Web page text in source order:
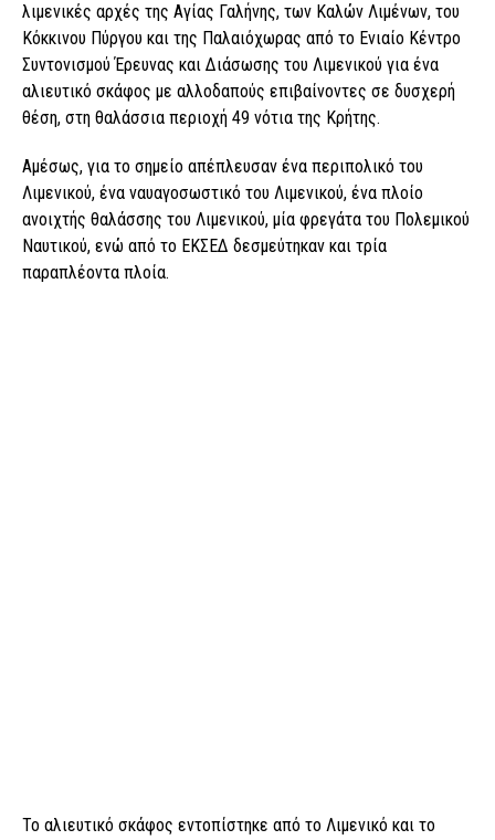
λιμενικές αρχές της Αγίας Γαλήνης, των Καλών Λιμένων, του
Κόκκινου Πύργου και της Παλαιόχωρας από το Ενιαίο Κέντρο
Συντονισμού Έρευνας και Διάσωσης του Λιμενικού για ένα
αλιευτικό σκάφος με αλλοδαπούς επιβαίνοντες σε δυσχερή
θέση, στη θαλάσσια περιοχή 49 νότια της Κρήτης.
Αμέσως, για το σημείο απέπλευσαν ένα περιπολικό του
Λιμενικού, ένα ναυαγοσωστικό του Λιμενικού, ένα πλοίο
ανοιχτής θαλάσσης του Λιμενικού, μία φρεγάτα του Πολεμικού
Ναυτικού, ενώ από το ΕΚΣΕΔ δεσμεύτηκαν και τρία
παραπλέοντα πλοία.
Το αλιευτικό σκάφος εντοπίστηκε από το Λιμενικό και το